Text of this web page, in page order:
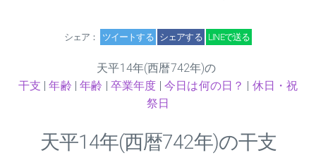
シェア： ツイートする シェアする LINEで送る
天平14年(西暦742年)の
干支 |年齢 |年齢 |卒業年度 |今日は何の日？ | 休日・祝
祭日
天平14年(西暦742年)の干支